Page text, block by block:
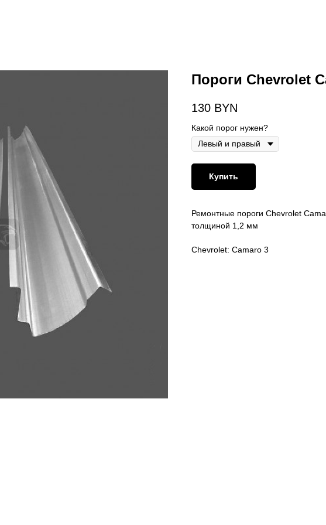
Пороги Chevrolet
130 BYN
Какой порог нужен?
Купить
Ремонтные пороги Chevrolet
толщиной 1,2 мм
Chevrolet: Camaro 3